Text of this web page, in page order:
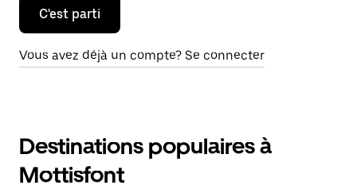
C'est parti
Vous avez déjà un compte? Se connecter
Destinations populaires à
Mottisfont